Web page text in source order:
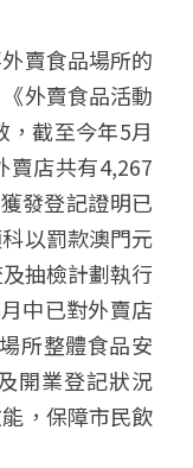
賣食品場所的
外賣食品活動
截至今年5月
賣店共有4,267
發登記證明已
以罰款澳門元
抽檢計劃執行
中已對外賣店
所整體食品安
開業登記狀況
，保障市民飲